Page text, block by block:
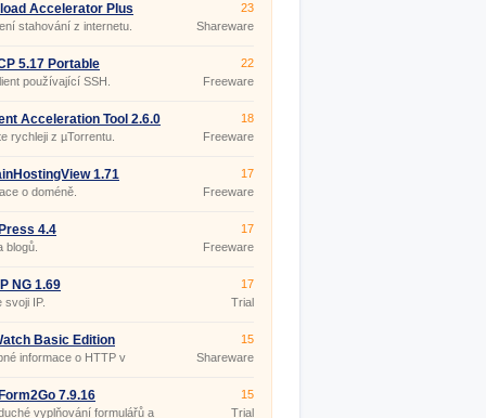
Accelerator Plus
stahování z internetu.
23
Shareware
5.17 Portable
používající SSH.
22
Freeware
Acceleration Tool 2.6.0
rychleji z µTorrentu.
18
Freeware
1.71
o doméně.
17
Freeware
4.4
blogů.
17
Freeware
NG 1.69
svoji IP.
17
Trial
Basic Edition
informace o HTTP v
15
Shareware
7.9.16
vyplňování formulářů a
15
Trial